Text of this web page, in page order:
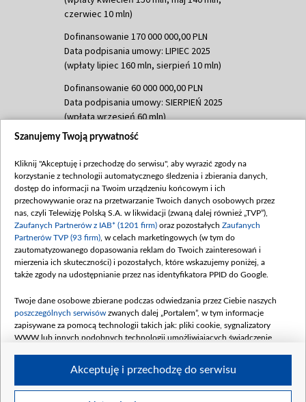
czerwiec 10 mln)
Dofinansowanie 170 000 000,00 PLN
Data podpisania umowy: LIPIEC 2025
(wpłaty lipiec 160 mln, sierpień 10 mln)
Dofinansowanie 60 000 000,00 PLN
Data podpisania umowy: SIERPIEŃ 2025
(wpłata wrzesień 60 mln)
Dofinansowanie 635 783 051,21 PLN
(wpłata wrzesień 100 mln, październik 350
mln, listopad 265 mln)
Dofinansowanie 48 862 000,00 PLN
Data podpisania umowy: GRUDZIEŃ 2025
(wpłata grudzień 60,548 mln)
Dofinansowanie 900 000 000,00 PLN
Data podpisania umowy: LUTY 2026 (wpłata
kwiecień 180 mln, 7 maja 180 mln, 8
czerwca 90 mln)
Dofinansowanie 250 000 000,00 PLN
4 sierpnia 250 mln
Szanujemy Twoją prywatność
Kliknij "Akceptuję i przechodzę do serwisu", aby wyrazić zgody na
korzystanie z technologii automatycznego śledzenia i zbierania danych,
dostęp do informacji na Twoim urządzeniu końcowym i ich
przechowywanie oraz na przetwarzanie Twoich danych osobowych przez
nas, czyli Telewizję Polską S.A. w likwidacji (zwaną dalej również „TVP”),
Zaufanych Partnerów z IAB* (1201 firm) oraz pozostałych Zaufanych
Partnerów TVP (93 firm) , w celach marketingowych (w tym do
zautomatyzowanego dopasowania reklam do Twoich zainteresowań i
mierzenia ich skuteczności) i pozostałych, które wskazujemy poniżej, a
także zgody na udostępnianie przez nas identyfikatora PPID do Google.
Twoje dane osobowe zbierane podczas odwiedzania przez Ciebie naszych
poszczególnych serwisów zwanych dalej „Portalem”, w tym informacje
zapisywane za pomocą technologii takich jak: pliki cookie, sygnalizatory
WWW lub innych podobnych technologii umożliwiających świadczenie
Akceptuję i przechodzę do serwisu